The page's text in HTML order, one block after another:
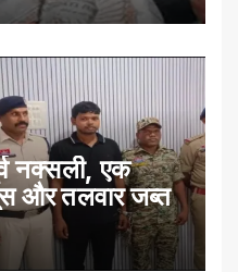
नक्सली, एक
और तलवार जब्त